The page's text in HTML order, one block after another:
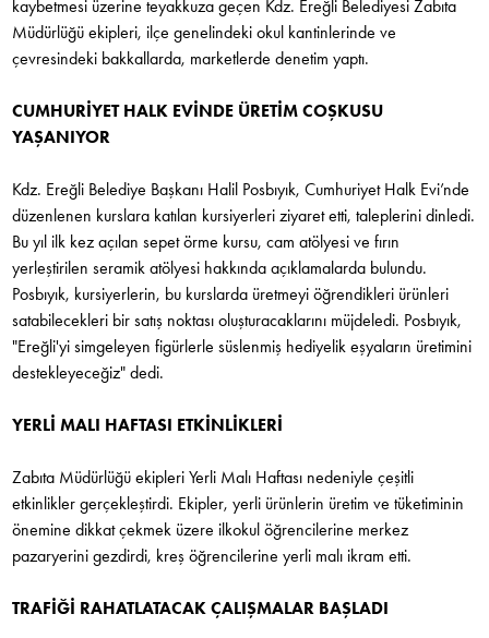
kaybetmesi üzerine teyakkuza geçen Kdz. Ereğli Belediyesi Zabıta
Müdürlüğü ekipleri, ilçe genelindeki okul kantinlerinde ve
çevresindeki bakkallarda, marketlerde denetim yaptı.
CUMHURİYET HALK EVİNDE ÜRETİM COŞKUSU
YAŞANIYOR
Kdz. Ereğli Belediye Başkanı Halil Posbıyık, Cumhuriyet Halk Evi’nde
düzenlenen kurslara katılan kursiyerleri ziyaret etti, taleplerini dinledi.
Bu yıl ilk kez açılan sepet örme kursu, cam atölyesi ve fırın
yerleştirilen seramik atölyesi hakkında açıklamalarda bulundu.
Posbıyık, kursiyerlerin, bu kurslarda üretmeyi öğrendikleri ürünleri
satabilecekleri bir satış noktası oluşturacaklarını müjdeledi. Posbıyık,
"Ereğli'yi simgeleyen figürlerle süslenmiş hediyelik eşyaların üretimini
destekleyeceğiz" dedi.
YERLİ MALI HAFTASI ETKİNLİKLERİ
Zabıta Müdürlüğü ekipleri Yerli Malı Haftası nedeniyle çeşitli
etkinlikler gerçekleştirdi. Ekipler, yerli ürünlerin üretim ve tüketiminin
önemine dikkat çekmek üzere ilkokul öğrencilerine merkez
pazaryerini gezdirdi, kreş öğrencilerine yerli malı ikram etti.
TRAFİĞİ RAHATLATACAK ÇALIŞMALAR BAŞLADI